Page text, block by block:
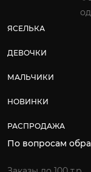
ЯСЕЛЬКА
ДЕВОЧКИ
МАЛЬЧИКИ
НОВИНКИ
РАСПРОДАЖА
По вопросам